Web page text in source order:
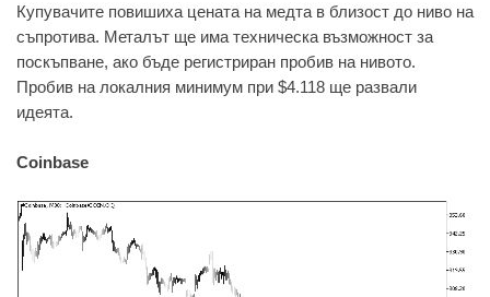
Купувачите повишиха цената на медта в близост до ниво на
съпротива. Металът ще има техническа възможност за
поскъпване, ако бъде регистриран пробив на нивото.
Пробив на локалния минимум при $4.118 ще развали
идеята.
Coinbase